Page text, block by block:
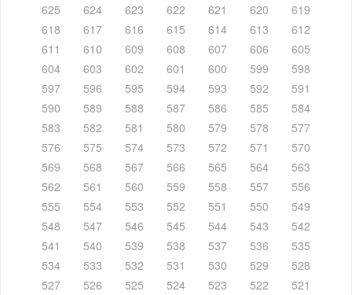
625
624 623 622 621 620
619
618
617 616 615 614 613
612
611
610 609 608 607 606
605
604
603 602 601 600 599
598
597
596 595 594 593 592
591
590
589 588 587 586 585
584
583
582 581 580 579 578
577
576
575 574 573 572 571
570
569
568 567 566 565 564
563
562
561 560 559 558 557
556
555
554 553 552 551 550
549
548
547 546 545 544 543
542
541
540 539 538 537 536
535
534
533 532 531 530 529
528
527
526 525 524 523 522
521